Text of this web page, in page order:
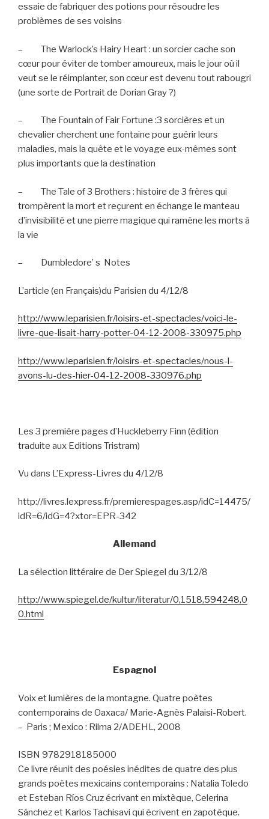
essaie de fabriquer des potions pour résoudre les
problèmes de ses voisins
–
The Warlock’s Hairy Heart : un sorcier cache son
cœur pour éviter de tomber amoureux, mais le jour où il
veut se le réimplanter, son cœur est devenu tout rabougri
(une sorte de Portrait de Dorian Gray ?)
–
The Fountain of Fair Fortune :3 sorcières et un
chevalier cherchent une fontaine pour guérir leurs
maladies, mais la quête et le voyage eux-mêmes sont
plus importants que la destination
–
The Tale of 3 Brothers : histoire de 3 frères qui
trompèrent la mort et reçurent en échange le manteau
d’invisibilité et une pierre magique qui ramène les morts à
la vie
– Dumbledore’ s Notes
L’article (en Français)du Parisien du 4/12/8
http://www.leparisien.fr/loisirs-et-spectacles/voici-le-
livre-que-lisait-harry-potter-04-12-2008-330975.php
http://www.leparisien.fr/loisirs-et-spectacles/nous-l-
avons-lu-des-hier-04-12-2008-330976.php
Les 3 première pages d’Huckleberry Finn (édition
traduite aux Editions Tristram)
Vu dans L’Express-Livres du 4/12/8
http://livres.lexpress.fr/premierespages.asp/idC=14475/
idR=6/idG=4?xtor=EPR-342
Allemand
La sélection littéraire de Der Spiegel du 3/12/8
http://www.spiegel.de/kultur/literatur/0,1518,594248,0
0.html
Espagnol
Voix et lumières de la montagne. Quatre poètes
contemporains de Oaxaca/ Marie-Agnès Palaisi-Robert.
– Paris ; Mexico : Rilma 2/ADEHL, 2008
ISBN 9782918185000
Ce livre réunit des poésies inédites de quatre des plus
grands poètes mexicains contemporains : Natalia Toledo
et Esteban Ríos Cruz écrivant en mixtèque, Celerina
Sánchez et Karlos Tachisavi qui écrivent en zapotèque.